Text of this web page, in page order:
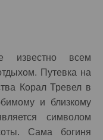
известно всем
Путевка на
Корал Тревел в
и близкому
символом
Сама богиня